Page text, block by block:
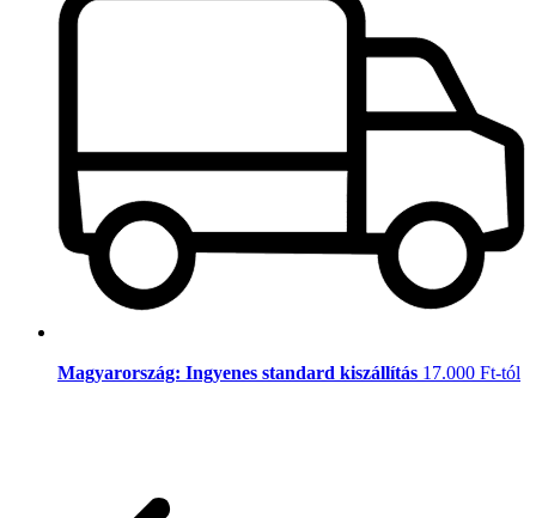
Magyarország: Ingyenes standard kiszállítás 17.000 Ft-tól